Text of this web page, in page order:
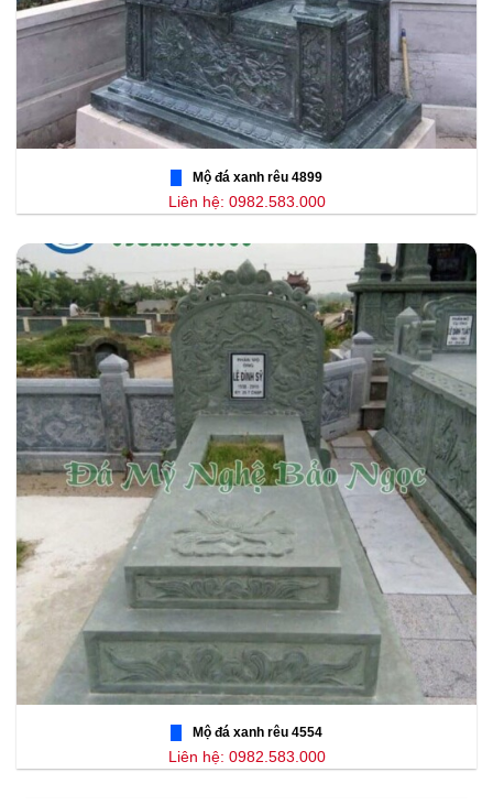
Mộ đá xanh rêu 4899
Liên hệ: 0982.583.000
Mộ đá xanh rêu 4554
Liên hệ: 0982.583.000